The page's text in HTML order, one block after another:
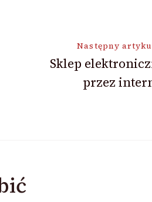
Następny
Sklep
przez